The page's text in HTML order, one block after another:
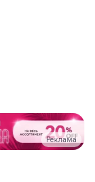
Реклама